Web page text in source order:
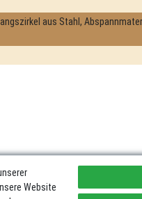
aus Stahl,
Website